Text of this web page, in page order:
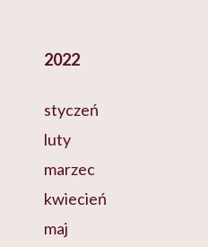
2022
styczeń
luty
marzec
kwiecień
maj